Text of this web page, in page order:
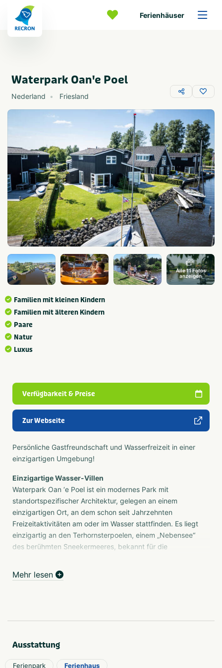
Ferienhäuser
Waterpark Oan'e Poel
Nederland Friesland
Alle 11 Fotos
anzeigen
Familien mit kleinen Kindern
Familien mit älteren Kindern
Paare
Natur
Luxus
Verfügbarkeit & Preise
Zur Webseite
Persönliche Gastfreundschaft und Wasserfreizeit in einer
einzigartigen Umgebung!
Einzigartige Wasser-Villen
Waterpark Oan ‘e Poel ist ein modernes Park mit
standortspezifischer Architektur, gelegen an einem
einzigartigen Ort, an dem schon seit Jahrzehnten
Freizeitaktivitäten am oder im Wasser stattfinden. Es liegt
einzigartig an den Terhornsterpoelen, einem „Nebensee“
des berühmten Sneekermeeres, bekannt für die
Skûtsjesilen. Aber auch ein wunderschöner
Ausgangspunkt für Ihre Entdeckungstour durch die
Ein Park, in dem Sie sich wie zu Hause fühlen, dank der
persönlichen Betreuung, den komfortablen Unterkünften
Mehr lesen
Ausstattung
Ferienpark Ferienhaus